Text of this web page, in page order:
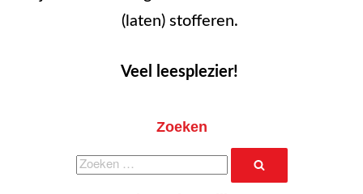
(laten) stofferen.
Veel leesplezier!
Zoeken
Zoeken
naar: